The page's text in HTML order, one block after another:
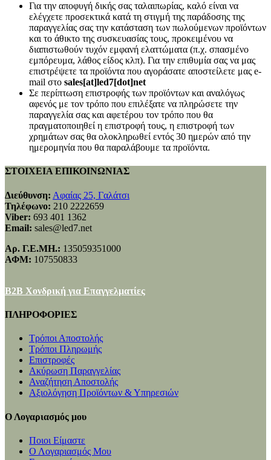
Για την αποφυγή δικής σας ταλαιπωρίας, καλό είναι να
ελέγχετε προσεκτικά κατά τη στιγμή της παράδοσης της
παραγγελίας σας την κατάσταση των πωλούμενων προϊόντων
και το άθικτο της συσκευασίας τους, προκειμένου να
διαπιστωθούν τυχόν εμφανή ελαττώματα (π.χ. σπασμένο
εμπόρευμα, λάθος είδος κλπ). Για την επιθυμία σας να μας
επιστρέψετε τα προϊόντα που αγοράσατε αποστείλετε μας e-
mail στο sales[at]led7[dot]net
Σε περίπτωση επιστροφής των προϊόντων και αναλόγως
αφενός με τον τρόπο που επιλέξατε να πληρώσετε την
παραγγελία σας και αφετέρου τον τρόπο που θα
πραγματοποιηθεί η επιστροφή τους, η επιστροφή των
χρημάτων σας θα ολοκληρωθεί εντός 30 ημερών από την
ημερομηνία που θα παραλάβουμε τα προϊόντα.
ΣΤΟΙΧΕΙΑ ΕΠΙΚΟΙΝΩΝΙΑΣ
Διεύθυνση: Αφαίας 25, Γαλάτσι
Τηλέφωνο: 210 2222659
Viber: 693 401 1362
Email: sales@led7.net
Αρ. Γ.Ε.ΜΗ.: 135059351000
ΑΦΜ: 107550833
B2B Χονδρική για Επαγγελματίες
ΠΛΗΡΟΦΟΡΙΕΣ
Τρόποι Αποστολής
Τρόποι Πληρωμής
Επιστροφές
Ακύρωση Παραγγελίας
Αναζήτηση Αποστολής
Αξιολόγηση Προϊόντων & Υπηρεσιών
Ο Λογαριασμός μου
Ποιοι Είμαστε
Ο Λογαριασμός Μου